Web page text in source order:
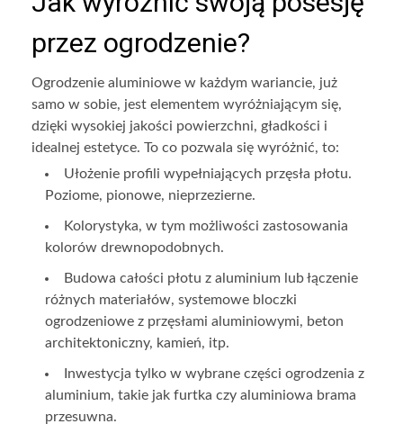
przez ogrodzenie?
Ogrodzenie aluminiowe w każdym wariancie, już
samo w sobie, jest elementem wyróżniającym się,
dzięki wysokiej jakości powierzchni, gładkości i
idealnej estetyce. To co pozwala się wyróżnić, to:
Ułożenie profili wypełniających przęsła płotu.
Poziome, pionowe, nieprzezierne.
Kolorystyka, w tym możliwości zastosowania
kolorów drewnopodobnych.
Budowa całości płotu z aluminium lub łączenie
różnych materiałów, systemowe bloczki
ogrodzeniowe z przęsłami aluminiowymi, beton
architektoniczny, kamień, itp.
Inwestycja tylko w wybrane części ogrodzenia z
aluminium, takie jak furtka czy aluminiowa brama
przesuwna.